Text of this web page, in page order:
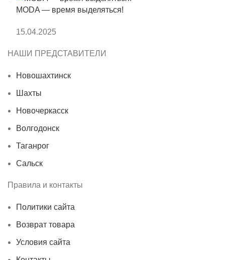
MODA — время выделяться!
15.04.2025
НАШИ ПРЕДСТАВИТЕЛИ
Новошахтинск
Шахты
Новочеркасск
Волгодонск
Таганрог
Сальск
Правила и контакты
Политики сайта
Возврат товара
Условия сайта